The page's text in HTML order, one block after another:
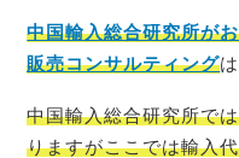
中国輸入総合研究所が
販売コンサルティングは
中国輸入総合研究所で
りますがここでは輸入